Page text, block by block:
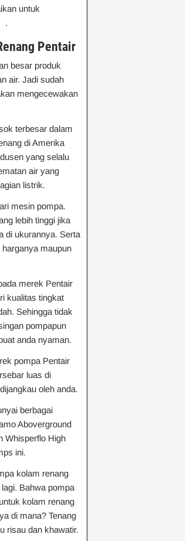
untuk
.
Pentair
besar produk
air. Jadi sudah
mengecewakan
terbesar dalam
di Amerika
yang selalu
air yang
listrik.
mesin pompa.
lebih tinggi jika
di ukurannya. Serta
maupun
merek Pentair
kualitas tingkat
Sehingga tidak
pompapun
anda nyaman.
pompa Pentair
luas di
oleh anda.
berbagai
Aboverground
Whisperflo High
ini.
kolam renang
Bahwa pompa
kolam renang
di mana? Tenang
risau dan khawatir.